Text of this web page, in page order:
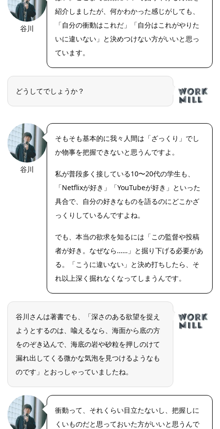
谷川
紹介しましたが、何かわかった感じがしても、
「自分の衝動はこれだ」「自分はこれがやりた
いに違いない」と決めつけない方がいいと思っ
ています。
どうしてでしょうか？
谷川
そもそも基本的に我々人間は「ざっくり」でし
か物事を把握できないと思うんですよ。
私が普段多く接している10〜20代の学生も、
「Netflixが好き」「YouTubeが好き」といった
具合で、自分の好きなものを語るのにどこかざ
っくりしているんですよね。
でも、本当の欲求を知るには「この監督や投稿
者が好き。なぜなら……」と掘り下げる必要があ
る。「こうに違いない」と決め打ちしたら、そ
れ以上深く掘れなくなってしまうんです。
谷川さんは著書でも、「深さのある欲望を捉え
ようとするのは、喩えるなら、海面から底の方
をのぞき込んで、海底の岩や砂粒を押しのけて
漏れ出してくる微かな気泡を見つけるようなも
のです」とおっしゃっていましたね。
衝動って、それくらい目立たないし、把握しに
くいものだと思っておいた方がいいと思うんで